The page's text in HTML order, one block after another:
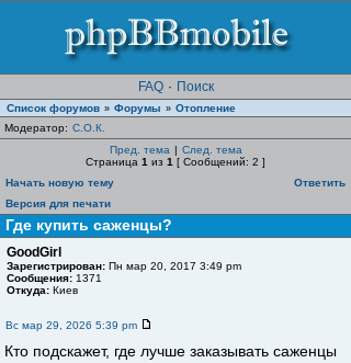
FAQ · Поиск
Список форумов » Форумы » Отопление
Модератор: С.О.К.
Пред. тема | След. тема
Страница 1 из 1 [ Сообщений: 2 ]
Начать новую тему
Ответить
Версия для печати
Где купить саженцы?
GoodGirl
Зарегистрирован: Пн мар 20, 2017 3:49 pm
Сообщения: 1371
Откуда: Киев
Вс мар 29, 2026 5:39 pm
Кто подскажет, где лучше заказывать саженцы